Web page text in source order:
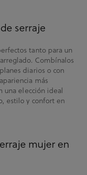
serraje
tanto para un
Combínalos
diarios o con
más
una elección ideal
estilo y confort en
mujer en